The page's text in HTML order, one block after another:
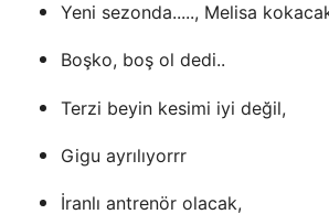
Yeni sezonda....., Melisa
Boşko, boş ol dedi..
Terzi beyin kesimi iyi değil,
Gigu ayrılıyorrr
İranlı antrenör olacak,